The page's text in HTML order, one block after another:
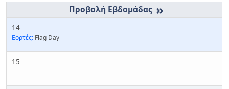
»
14
Εορτές: Flag Day
15